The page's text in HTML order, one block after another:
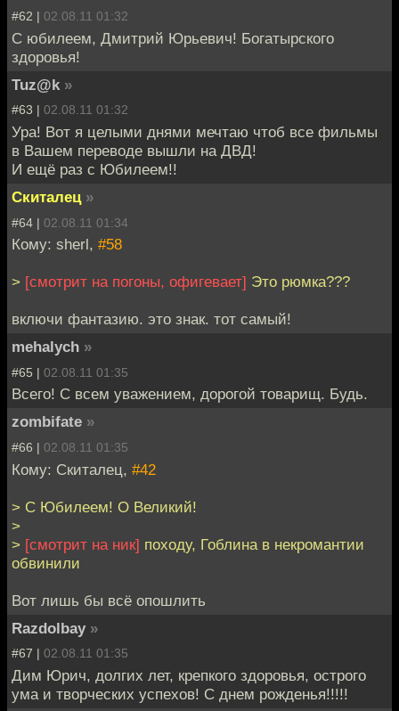
#62 | 02.08.11 01:32
С юбилеем, Дмитрий Юрьевич! Богатырского
здоровья!
Tuz@k »
#63 | 02.08.11 01:32
Ура! Вот я целыми днями мечтаю чтоб все фильмы
в Вашем переводе вышли на ДВД!
И ещё раз с Юбилеем!!
Скиталец »
#64 | 02.08.11 01:34
Кому: sherl, #58
> [смотрит на погоны, офигевает] Это рюмка???
включи фантазию. это знак. тот самый!
mehalych »
#65 | 02.08.11 01:35
Всего! С всем уважением, дорогой товарищ. Будь.
zombifate »
#66 | 02.08.11 01:35
Кому: Скиталец, #42
> C Юбилеем! О Великий!
>
> [смотрит на ник] походу, Гоблина в некромантии
обвинили
Вот лишь бы всё опошлить
Razdolbay »
#67 | 02.08.11 01:35
Дим Юрич, долгих лет, крепкого здоровья, острого
ума и творческих успехов! С днем рожденья!!!!!